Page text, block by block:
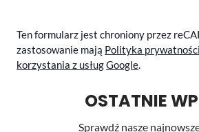
Ten formularz jest chroniony przez
zastosowanie mają Polityka prywatności
korzystania z usługGoogle.
OSTATNIE
Sprawdź nasze